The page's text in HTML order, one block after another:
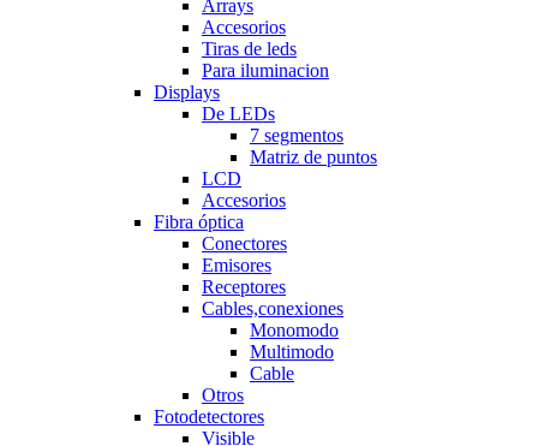
Arrays
Accesorios
Tiras de leds
Para iluminacion
Displays
De LEDs
7 segmentos
Matriz de puntos
LCD
Accesorios
Fibra óptica
Conectores
Emisores
Receptores
Cables,conexiones
Monomodo
Multimodo
Cable
Otros
Fotodetectores
Visible